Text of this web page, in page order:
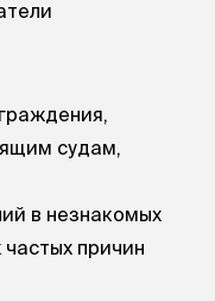
судам,
в незнакомых
причин